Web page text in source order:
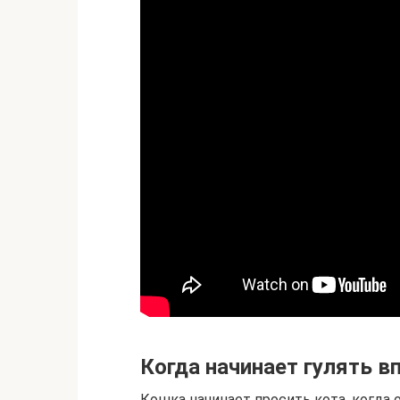
Когда начинает гулять